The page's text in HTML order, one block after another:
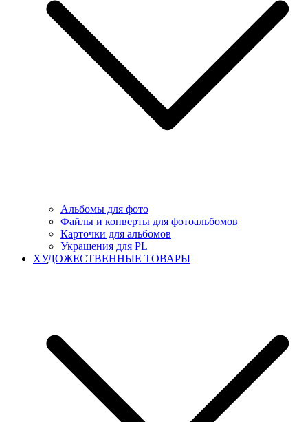
Альбомы для фото
Файлы и конверты для фотоальбомов
Карточки для альбомов
Украшения для PL
ХУДОЖЕСТВЕННЫЕ ТОВАРЫ